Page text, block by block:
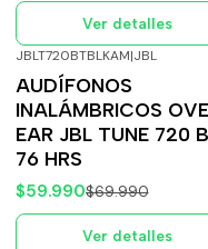
Ver detalles
Agotado
JBLT720BTBLKAM|JBL
AUDÍFONOS
INALÁMBRICOS
EAR JBL TUNE 720
76 HRS
$59.990$69.990
Ver detalles